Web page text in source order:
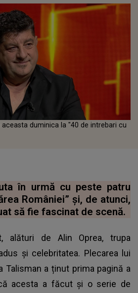
aceasta duminica la "40 de intrebari cu
în urmă cu peste patru
României” și, de atunci,
să fie fascinat de scenă.
alături de Alin Oprea, trupa
și celebritatea. Plecarea lui
Talisman a ținut prima pagină a
acesta a făcut și o serie de